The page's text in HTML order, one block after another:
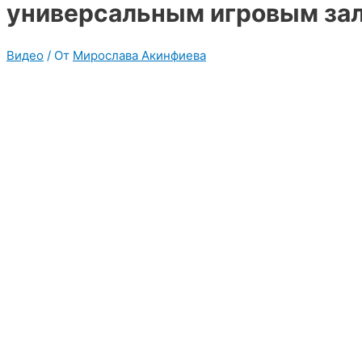
универсальным игровым
Видео / От Мирослава Акинфиева